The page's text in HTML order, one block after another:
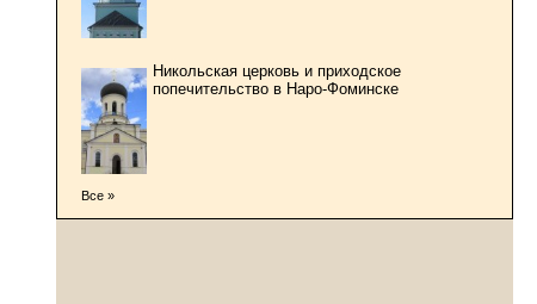
Никольская церковь и приходское
попечительство в Наро-Фоминске
Все »